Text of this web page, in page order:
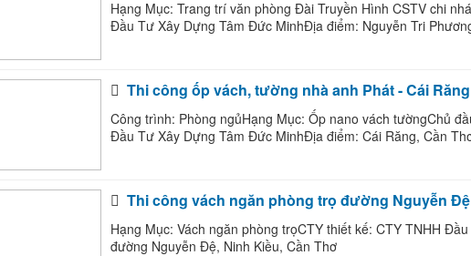
Hạng Mục: Trang trí văn phòng Đài Truyền Hình CSTV chi
Đầu Tư Xây Dựng Tâm Đức MinhĐịa điểm: Nguyễn Tri
Thi công ốp vách, tường nhà anh Phát - Cái Răng
Công trình: Phòng ngủHạng Mục: Ốp nano vách tườngChủ
Đầu Tư Xây Dựng Tâm Đức MinhĐịa điểm: Cái Răng, Cần
Thi công vách ngăn phòng trọ đường Nguyễn Đệ
Hạng Mục: Vách ngăn phòng trọCTY thiết kế: CTY TNHH
đường Nguyễn Đệ, Ninh Kiều, Cần Thơ